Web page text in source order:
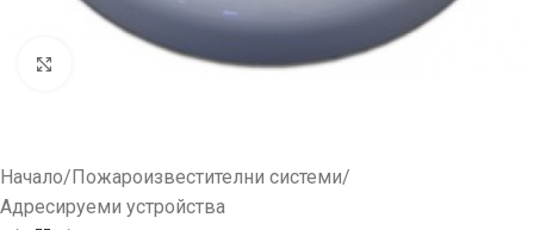
Начало/Пожароизвестителни системи/
Адресируеми устройства